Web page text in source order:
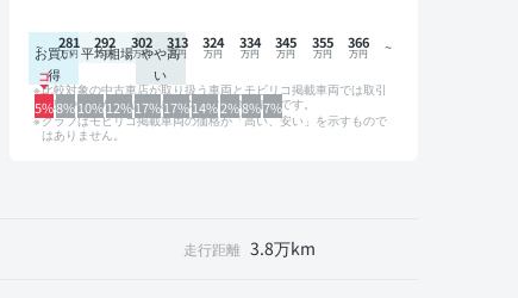
お買い
得
平均相場 やや高
い
5%8%10%12%17%17%14%2%8%7%
281 292 302 313 324 334 345 355 366
比較対象の中古車店が取り扱う車両とモビリコ掲載車両では取引
形態や条件が異なるため、グラフは参考情報です。
グラフはモビリコ掲載車両の価格が「高い、安い」を示すもので
はありません。
走行距離 3.8万km